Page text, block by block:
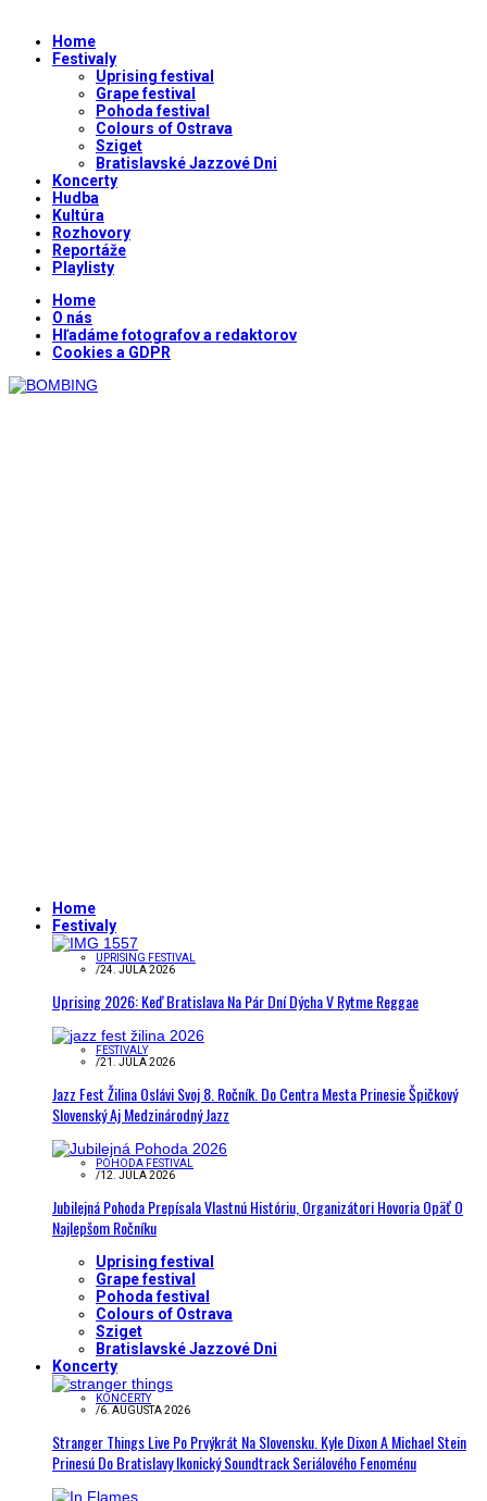
Home
Festivaly
Uprising festival
Grape festival
Pohoda festival
Colours of Ostrava
Sziget
Bratislavské Jazzové Dni
Koncerty
Hudba
Kultúra
Rozhovory
Reportáže
Playlisty
Home
O nás
Hľadáme fotografov a redaktorov
Cookies a GDPR
Home
Festivaly
UPRISING FESTIVAL
/24. JÚLA 2026
Uprising 2026: Keď Bratislava Na Pár Dní Dýcha V Rytme Reggae
FESTIVALY
/21. JÚLA 2026
Jazz Fest Žilina Oslávi Svoj 8. Ročník. Do Centra Mesta Prinesie Špičkový
Slovenský Aj Medzinárodný Jazz
POHODA FESTIVAL
/12. JÚLA 2026
Jubilejná Pohoda Prepísala Vlastnú Históriu, Organizátori Hovoria Opäť O
Najlepšom Ročníku
Uprising festival
Grape festival
Pohoda festival
Colours of Ostrava
Sziget
Bratislavské Jazzové Dni
Koncerty
KONCERTY
/6. AUGUSTA 2026
Stranger Things Live Po Prvýkrát Na Slovensku. Kyle Dixon A Michael Stein
Prinesú Do Bratislavy Ikonický Soundtrack Seriálového Fenoménu